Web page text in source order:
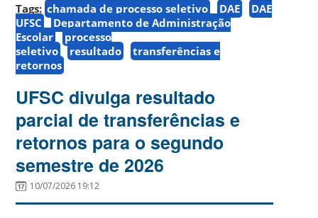
Tags: chamada de processo seletivo DAE
DAE
UFSC
Departamento de Administração
Escolar
processo
seletivo
resultado
transferências e
retornos
UFSC divulga resultado
parcial de transferências e
retornos para o segundo
semestre de 2026
10/07/2026 19:12